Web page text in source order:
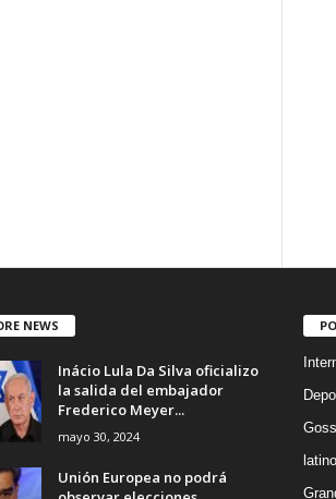
NEWS
Inácio Lula Da Silva oficializo
la salida del embajador
Frederico Meyer...
mayo 30, 2024
Unión Europea no podrá